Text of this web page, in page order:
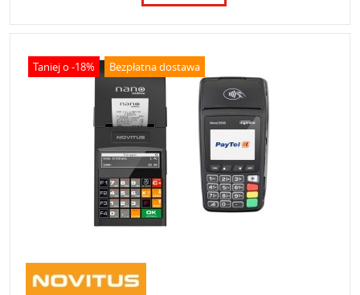
Taniej o -18% Bezpłatna dostawa